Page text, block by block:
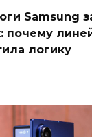
Samsung
почему
логику